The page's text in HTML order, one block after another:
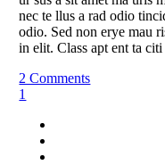
nec te llus a rad odio
odio. Sed non erye mau
in elit. Class apt ent ta
2 Comments
1